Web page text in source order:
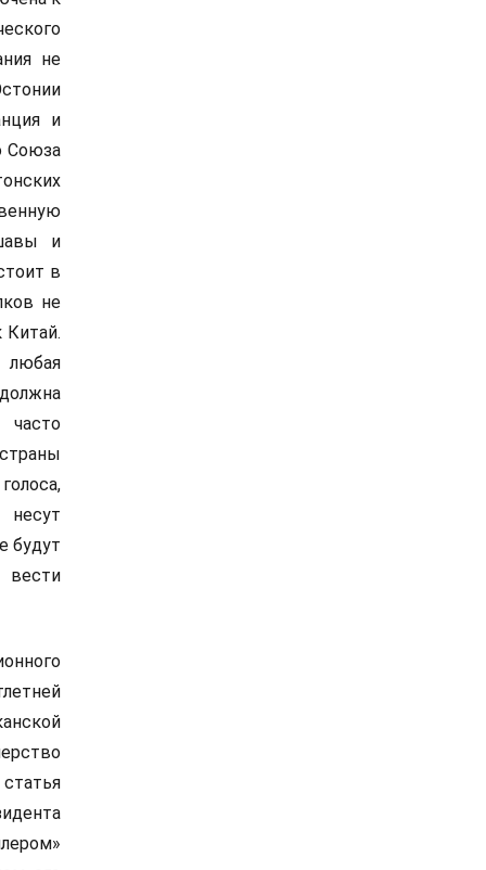
не
и
Союза
и
в
не
Китай.
любая
будут
вести